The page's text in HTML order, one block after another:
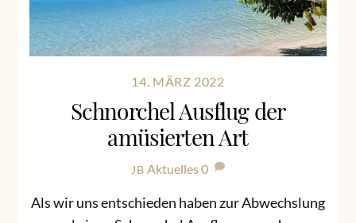
14. MÄRZ 2022
Schnorchel Ausflug der
amüsierten Art
JB Aktuelles0
Als wir uns entschieden haben zur Abwechslung